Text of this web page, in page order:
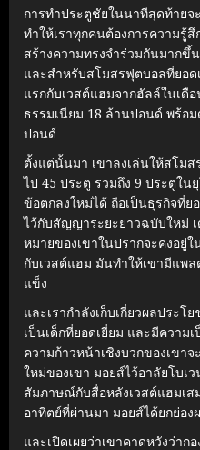
การทำประตูชัยในนาทีสุดท้ายจ
ทำให้เราทุกคนต้องการความรู้สึ
สร้างความทรงจำร่วมกันมากขึ้
และสำหรับสโมสรฟุตบอลที่ยอด
แรกกับเวสต์แฮมจากฮัลล์ในเดื
ธรรมเนียม 18 ล้านปอนด์ พร้อ
ปอนด์
ตั้งแต่นั้นมา เขาลงเล่นให้สโม
ไป 45 ประตู รวมถึง 9 ประตูใน
ข้อตกลงใหม่ได้ ถือเป็นธุรกิจที่ย
ไว้กับสัญญาระยะยาวฉบับใหม่
หมายของเขาในปรากจะคงอยู่
กับเวสต์แฮม มันทำให้เขามีแพ
แข็ง
และเรากำลังเก็บเกี่ยวผลประโ
เป็นเด็กที่ยอดเยี่ยม และมีความ
ความก้าวหน้าเชิงบวกของเข
ใหม่ของเขา มอยส์ไว้อาลัยโบเ
สัมภาษณ์กับสื่อหลังเวสต์แฮมเส
อาทิตย์ที่ผ่านมา มอยส์ได้ยกย่อง
และเปิดเผยว่าเขาคาดหวังว่า